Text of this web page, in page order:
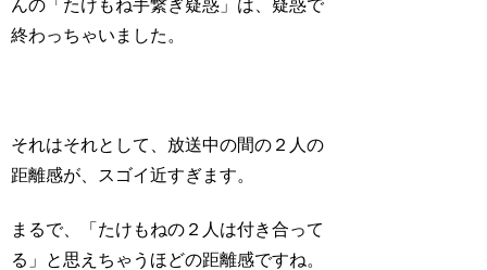
んの「たけもね手繋ぎ疑惑」は、疑惑で
終わっちゃいました。
それはそれとして、放送中の間の２人の
距離感が、スゴイ近すぎます。
まるで、「たけもねの２人は付き合って
る」と思えちゃうほどの距離感ですね。